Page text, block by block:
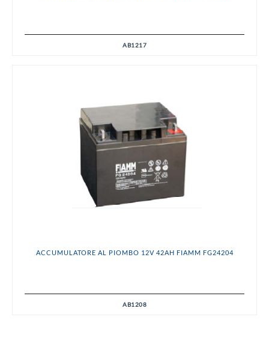
AB1217
ACCUMULATORE AL PIOMBO 12V 42AH FIAMM FG24204
AB1208